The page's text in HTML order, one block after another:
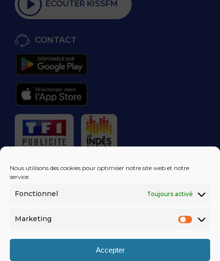
Nous utilisons des cookies pour optimiser notre site web et notre
service.
Fonctionnel Toujours activé
Marketing
Accepter
ÉCOUTER KISSFM
CONTACT
RÉGIE PUBLICITAIRE
LES EXCLUS
DANS VOTRE